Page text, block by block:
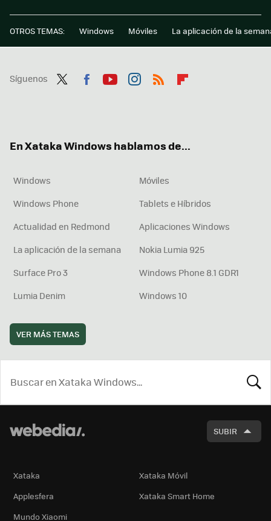
OTROS TEMAS: Windows Móviles La aplicación de la
Síguenos
En Xataka Windows hablamos de...
Windows
Móviles
Windows Phone
Tablets e Híbridos
Actualidad en Redmond
Aplicaciones Windows
La aplicación de la semana
Nokia Lumia 925
Surface Pro 3
Windows Phone 8.1 GDR1
Lumia Denim
Windows 10
VER MÁS TEMAS
SUBIR
Xataka
Xataka Móvil
Applesfera
Xataka Smart Home
Mundo Xiaomi